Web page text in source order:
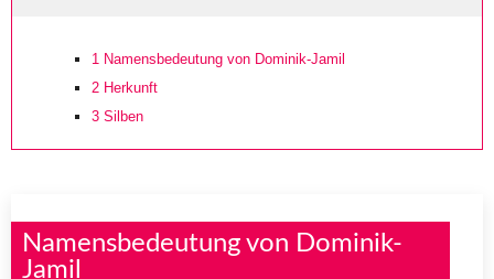
1 Namensbedeutung von Dominik-Jamil
2 Herkunft
3 Silben
Namensbedeutung von Dominik-
Jamil